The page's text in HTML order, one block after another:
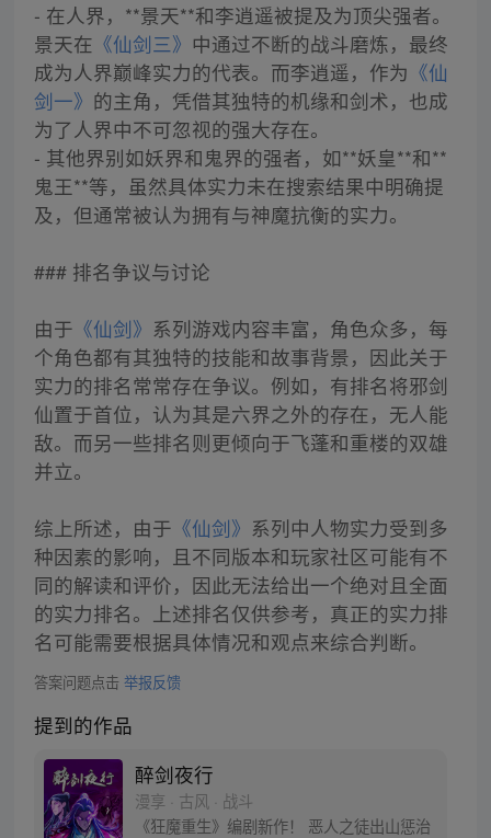
- 在人界，**景天**和李逍遥被提及为顶尖强者。
景天在 《仙剑三》 中通过不断的战斗磨炼，最终
成为人界巅峰实力的代表。而李逍遥，作为 《仙
剑一》 的主角，凭借其独特的机缘和剑术，也成
为了人界中不可忽视的强大存在。
- 其他界别如妖界和鬼界的强者，如**妖皇**和**
鬼王**等，虽然具体实力未在搜索结果中明确提
及，但通常被认为拥有与神魔抗衡的实力。
### 排名争议与讨论
由于 《仙剑》 系列游戏内容丰富，角色众多，每
个角色都有其独特的技能和故事背景，因此关于
实力的排名常常存在争议。例如，有排名将邪剑
仙置于首位，认为其是六界之外的存在，无人能
敌。而另一些排名则更倾向于飞蓬和重楼的双雄
并立。
综上所述，由于 《仙剑》 系列中人物实力受到多
种因素的影响，且不同版本和玩家社区可能有不
同的解读和评价，因此无法给出一个绝对且全面
的实力排名。上述排名仅供参考，真正的实力排
名可能需要根据具体情况和观点来综合判断。
答案问题点击 举报反馈
提到的作品
醉剑夜行
漫享 · 古风 · 战斗
《狂魔重生》编剧新作！ 恶人之徒出山惩治